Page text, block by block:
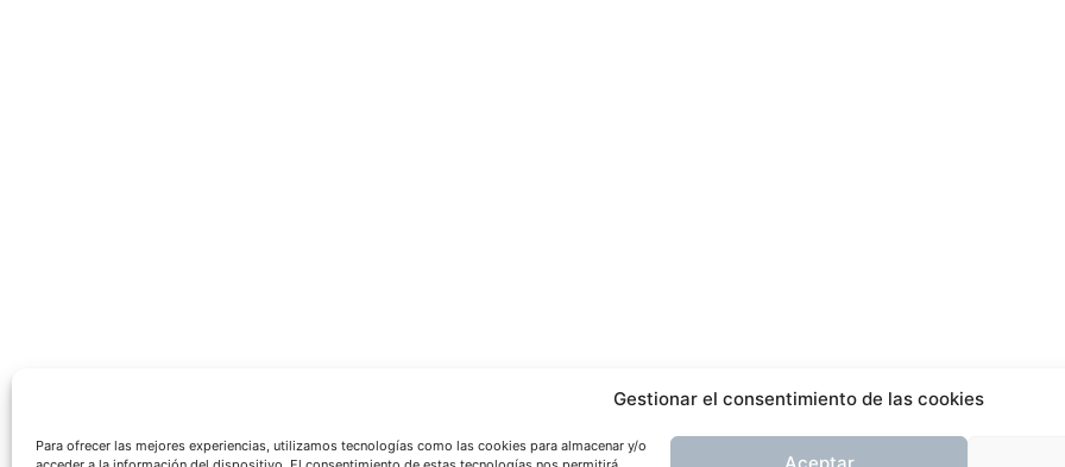
Gestionar el consentimiento de las cookies
Para ofrecer las mejores experiencias, utilizamos tecnologías como las cookies para almacenar y/o
Aceptar